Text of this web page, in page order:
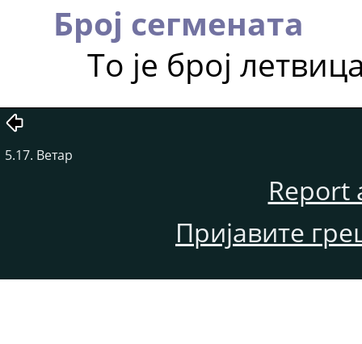
Број сегмената
То је број
5.17. Ветар
Report
Пријавите